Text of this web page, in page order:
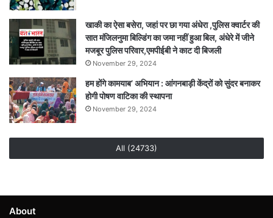
विजेता
राज्य
स्तर
पर
करेंगे
का
प्रतिनिधित्व
खाकी का ऐसा बसेरा, जहां पर छा गया अंधेरा ,पुलिस क्वार्टर की
सात मंजिलनुमा बिल्डिंग का जमा नहीं हुआ बिल, अंधेरे में जीने
मजबूर पुलिस परिवार,एमपीईबी ने काट दी बिजली
November 29, 2024
हम होंगे कामयाब’ अभियान : आंगनबाड़ी केंद्रों को सुंदर बनाकर
होगी पोषण वाटिका की स्थापना
November 29, 2024
All (24733)
About